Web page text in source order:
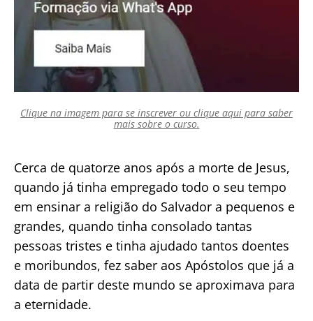
Clique na imagem para se inscrever ou clique aqui para saber
mais sobre o curso.
Cerca de quatorze anos após a morte de Jesus,
quando já tinha empregado todo o seu tempo
em ensinar a religião do Salvador a pequenos e
grandes, quando tinha consolado tantas
pessoas tristes e tinha ajudado tantos doentes
e moribundos, fez saber aos Apóstolos que já a
data de partir deste mundo se aproximava para
a eternidade.